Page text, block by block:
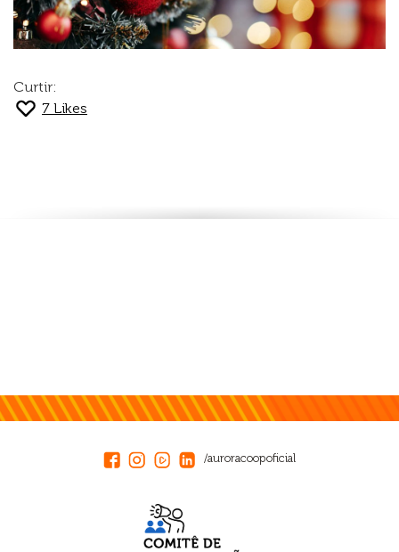
Curtir:
7 Likes
/auroracoopoficial